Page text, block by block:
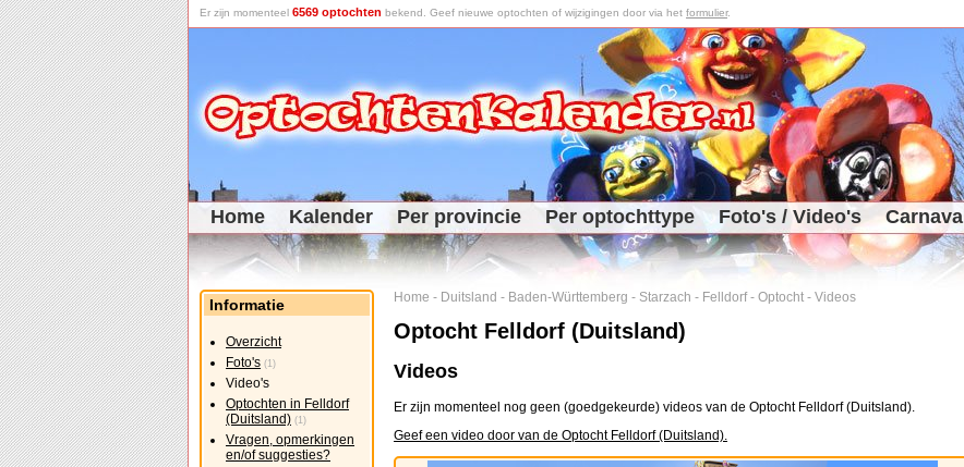
Er zijn momenteel 6569 optochten bekend. Geef nieuwe optochten of wijzigingen door via het formulier.
Home Kalender Per provincie Per optochttype Foto's / Video's Carnaval
Home - Duitsland - Baden-Württemberg - Starzach - Felldorf- Optocht - Videos
Optocht Felldorf (Duitsland)
Videos
Er zijn momenteel nog geen (goedgekeurde) videos van de Optocht Felldorf (Duitsland).
Geef een video door van de Optocht Felldorf (Duitsland).
Informatie
Overzicht
Foto's (1)
Video's
Optochten in Felldorf
(Duitsland) (1)
Vragen, opmerkingen
en/of suggesties?